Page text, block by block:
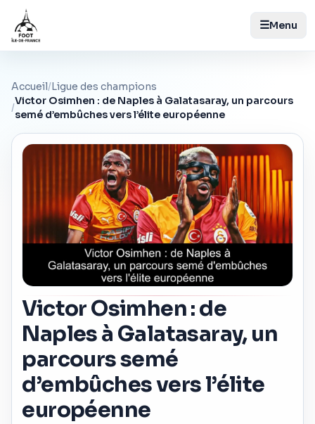
☰Menu
Accueil/Ligue des champions
/
Victor Osimhen : de Naples à Galatasaray, un parcours
semé d’embûches vers l’élite européenne
Victor Osimhen : de
Naples à Galatasaray, un
parcours semé
d’embûches vers l’élite
européenne